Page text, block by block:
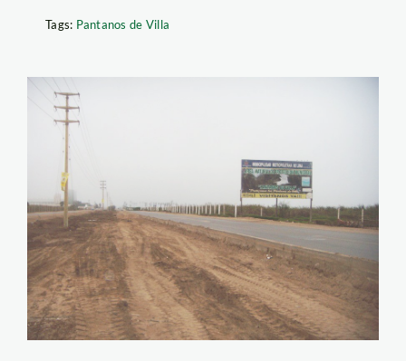
Tags: Pantanos de Villa
pantanos_inforegion